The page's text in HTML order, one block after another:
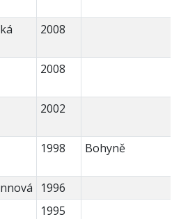
2008
2008
2002
1998 Bohyně
1996
1995